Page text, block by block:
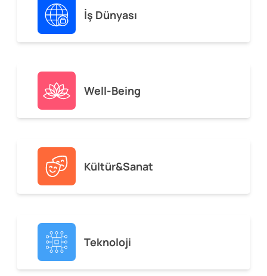
İş Dünyası
Well-Being
Kültür&Sanat
Teknoloji